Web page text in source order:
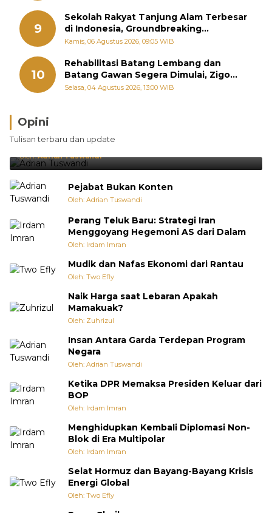
9
Sekolah Rakyat Tanjung Alam Terbesar
di Indonesia, Groundbreaking
September
Kamis, 06 Agustus 2026, 09:05 WIB
10
Rehabilitasi Batang Lembang dan
Batang Gawan Segera Dimulai, Zigo
Rolanda Pastikan Proyek Berjalan
Selasa, 04 Agustus 2026, 13:00 WIB
Opini
Tulisan terbaru dan update
Brasil Lebih Diunggulkan, tetapi Jepang Selalu
Punya Cara Membuat Kejutan
Oleh:Adrian Tuswandi
Pejabat Bukan Konten
Oleh: Adrian Tuswandi
Perang Teluk Baru: Strategi Iran
Menggoyang Hegemoni AS dari Dalam
Oleh: Irdam Imran
Mudik dan Nafas Ekonomi dari Rantau
Oleh: Two Efly
Naik Harga saat Lebaran Apakah
Mamakuak?
Oleh: Zuhrizul
Insan Antara Garda Terdepan Program
Negara
Oleh: Adrian Tuswandi
Ketika DPR Memaksa Presiden Keluar dari
BOP
Oleh: Irdam Imran
Menghidupkan Kembali Diplomasi Non-
Blok di Era Multipolar
Oleh: Irdam Imran
Selat Hormuz dan Bayang-Bayang Krisis
Energi Global
Oleh: Two Efly